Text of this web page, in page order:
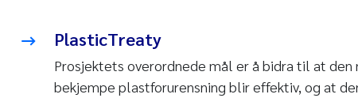
PlasticTreaty
Prosjektets overordnede mål er å bidra til at den
bekjempe plastforurensning blir effektiv, og at